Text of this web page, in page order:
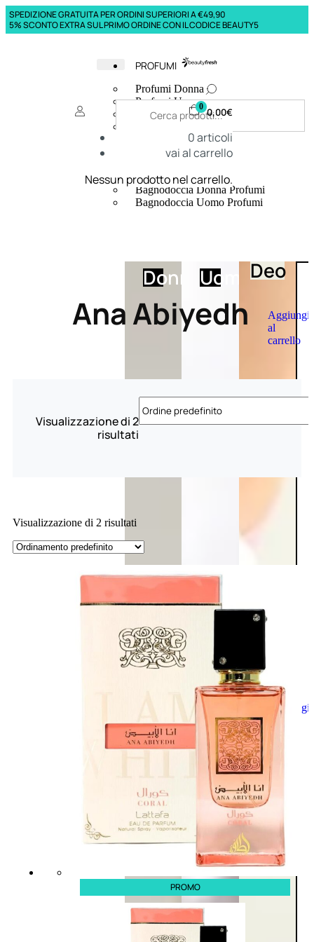
SPEDIZIONE GRATUITA PER ORDINI SUPERIORI A €49,90
5% SCONTO EXTRA SUL PRIMO ORDINE CON IL CODICE BEAUTY5
PROFUMI
Profumi Donna
Profumi Uomo
Deodoranti Donna
Corpo Donna
Corpo Uomo
Creme Mani
Bagnodoccia Donna Profumi
Bagnodoccia Uomo Profumi
DonnaUomoDeo
Aggiungi
al
carrello
Aggiungi
al
0 0,00€
0articoli
vai al carrello
Nessun prodotto nel carrello.
Ana Abiyedh
Visualizzazione di 2
risultati
Visualizzazione di 2 risultati
PROMO